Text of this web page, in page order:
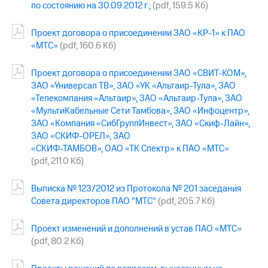
акционерам
Документы
"МТС"
Собрания
акционеров
Личный
кабинет
акционера
Акционерный
капитал
Контроль
аудит
Рынок
акций
Описание
Программа
Порядок
по состоянию на 30.09.2012 г.;(pdf, 159.5 Кб)
Проект договора о присоединении ЗАО «КР-1» к ПАО
«МТС» (pdf, 160.6 Кб)
Проект договора о присоединении ЗАО «СВИТ-КОМ»,
ЗАО «Универсал ТВ», ЗАО «УК «Альтаир-Тула», ЗАО
«Телекомпания «Альтаир», ЗАО «Альтаир-Тула», ЗАО
«МультиКабельные Сети Тамбова», ЗАО «Инфоцентр»,
ЗАО «Компания «СибГруппИнвест», ЗАО «Скиф-Лайн»,
ЗАО «СКИФ-ОРЕЛ», ЗАО
«СКИФ-ТАМБОВ», ОАО «ТК Спектр» к ПАО «МТС»
(pdf, 211.0 Кб)
Выписка № 123/2012 из Протокола № 201 заседания
Совета директоров ПАО "МТС" (pdf, 205.7 Кб)
Проект изменений и дополнений в устав ПАО «МТС»
(pdf, 80.2 Кб)